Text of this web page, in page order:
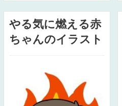
やる気に燃える赤
ちゃんのイラスト